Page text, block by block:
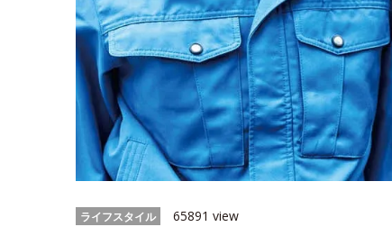
ライフスタイル 65891 view